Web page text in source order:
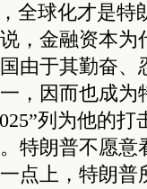
全球化才是特
，金融资本为
由于其勤奋、
，因而也成为
列为他的
特朗普不愿意
点上，特朗普